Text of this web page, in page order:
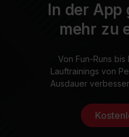
In der App
mehr zu
Von Fun-Runs bis
Lauftrainings von
Ausdauer